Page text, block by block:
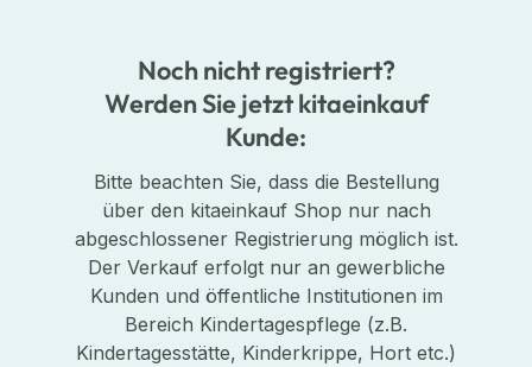
Noch nicht registriert?
Werden Sie jetzt kitaeinkauf
Kunde:
Bitte beachten Sie, dass die Bestellung
über den kitaeinkauf Shop nur nach
abgeschlossener Registrierung möglich ist.
Der Verkauf erfolgt nur an gewerbliche
Kunden und öffentliche Institutionen im
Bereich Kindertagespflege (z.B.
Kindertagesstätte, Kinderkrippe, Hort etc.)